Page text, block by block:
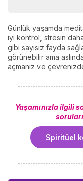
Günlük yaşamda
iyi kontrol, stresin
gibi sayısız fayda
görünebilir ama
açmanız ve
Yaşamınızla ilgili
Spiritüel